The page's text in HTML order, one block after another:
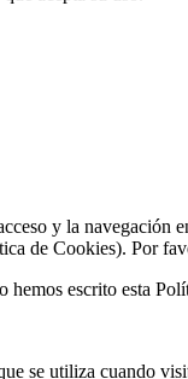
y la navegación
de Cookies). Por
escrito esta
se utiliza cuando